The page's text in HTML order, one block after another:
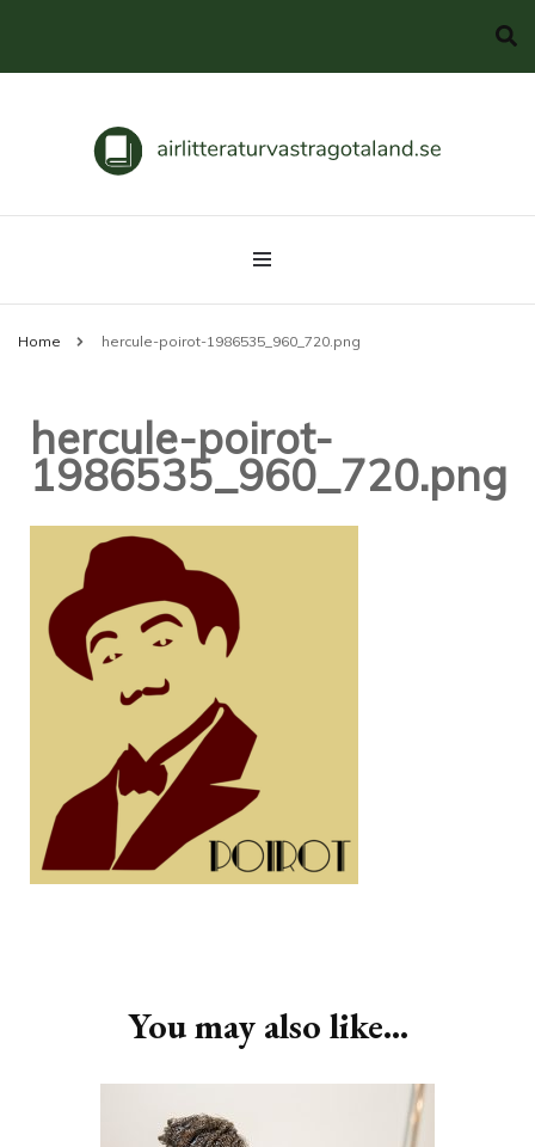
airlitteraturvastragotaland.se
Svenska klassiker
Home hercule-poirot-1986535_960_720.png
hercule-poirot-
1986535_960_720.png
NavigationYou may also like...